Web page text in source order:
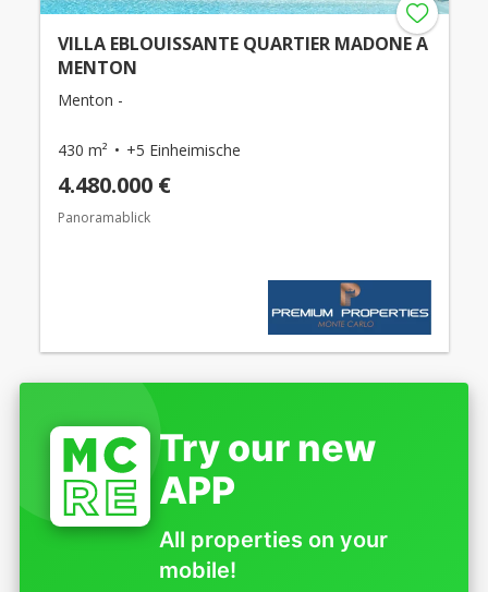
VILLA EBLOUISSANTE QUARTIER MADONE A
MENTON
Menton -
430 m² +5 Einheimische
4.480.000 €
Panoramablick
Try our new
APP
All properties on your
mobile!